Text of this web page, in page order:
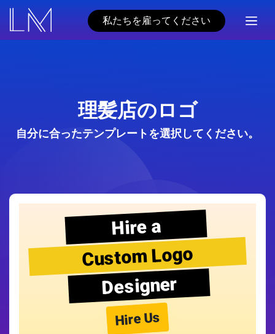
私たちを雇ってください
理髪店のロゴ
自分に合ったテンプレートを選択してください。
Hire a
Custom Logo
Designer
Hire Us